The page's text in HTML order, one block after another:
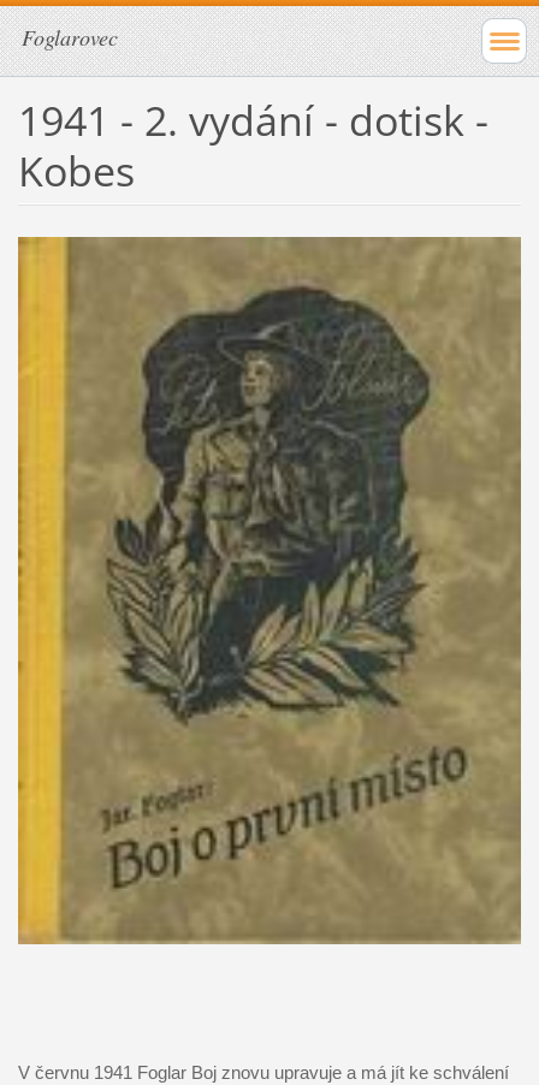
Foglarovec
1941 - 2. vydání - dotisk -
Kobes
V červnu 1941 Foglar Boj znovu upravuje a má jít ke schválení